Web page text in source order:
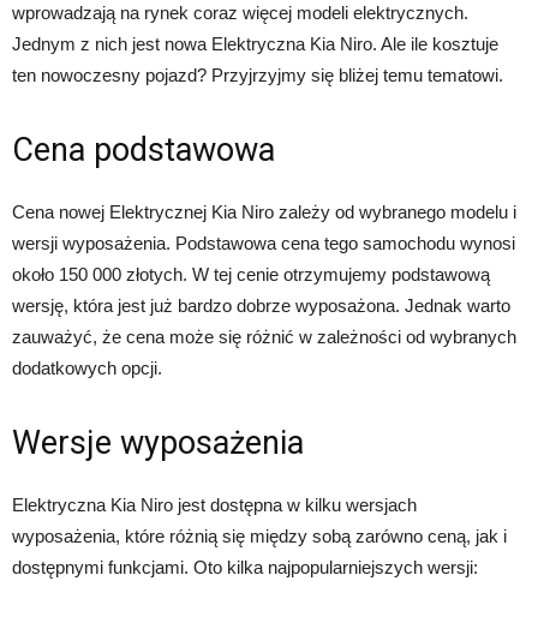
wprowadzają na rynek coraz więcej modeli elektrycznych.
Jednym z nich jest nowa Elektryczna Kia Niro. Ale ile kosztuje
ten nowoczesny pojazd? Przyjrzyjmy się bliżej temu tematowi.
Cena podstawowa
Cena nowej Elektrycznej Kia Niro zależy od wybranego modelu i
wersji wyposażenia. Podstawowa cena tego samochodu wynosi
około 150 000 złotych. W tej cenie otrzymujemy podstawową
wersję, która jest już bardzo dobrze wyposażona. Jednak warto
zauważyć, że cena może się różnić w zależności od wybranych
dodatkowych opcji.
Wersje wyposażenia
Elektryczna Kia Niro jest dostępna w kilku wersjach
wyposażenia, które różnią się między sobą zarówno ceną, jak i
dostępnymi funkcjami. Oto kilka najpopularniejszych wersji: